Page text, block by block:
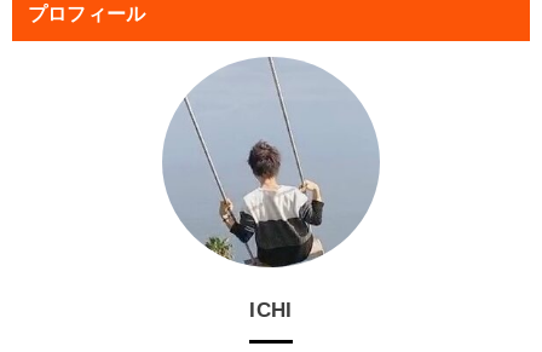
プロフィール
ICHI